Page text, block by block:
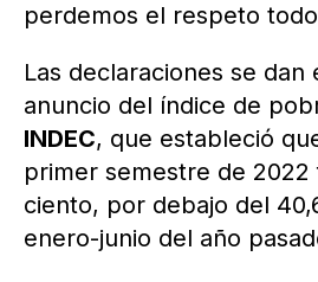
perdemos el respeto
Las declaraciones se dan
anuncio del índice de
INDEC, que estableció
primer semestre de
ciento, por debajo del
enero-junio del año